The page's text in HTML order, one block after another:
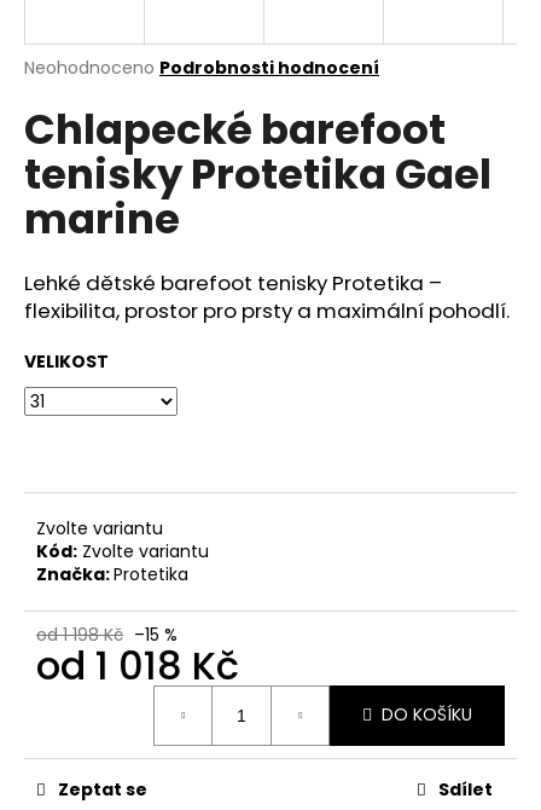
Průměrné
produktu
je
0,0
z
5
hvězdiček.
Neohodnoceno Podrobnosti hodnocení
Chlapecké barefoot
tenisky Protetika Gael
marine
Lehké dětské barefoot tenisky Protetika –
flexibilita, prostor pro prsty a maximální pohodlí.
VELIKOST
Zvolte variantu
Kód: Zvolte variantu
Značka:Protetika
od 1 198 Kč –15 %
od 1 018 Kč
DO KOŠÍKU
Zeptat se Sdílet
j
t
?
HLEDAT
D
o
r
u
č
u
e
m
e
35